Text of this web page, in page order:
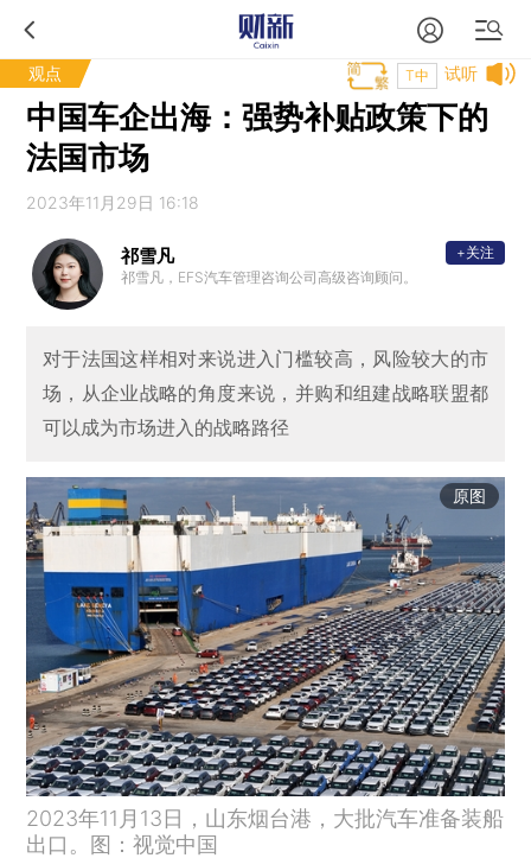
观点 试听
T中
中国车企出海：强势补贴政策下的
法国市场
2023年11月29日 16:18
祁雪凡
祁雪凡，EFS汽车管理咨询公司高级咨询顾问。
+关注
对于法国这样相对来说进入门槛较高，风险较大的市
场，从企业战略的角度来说，并购和组建战略联盟都
可以成为市场进入的战略路径
原图
2023年11月13日，山东烟台港，大批汽车准备装船
出口。图：视觉中国